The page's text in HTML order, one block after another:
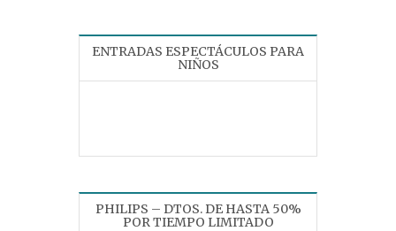
ENTRADAS ESPECTÁCULOS PARA
NIÑOS
PHILIPS – DTOS. DE HASTA 50%
POR TIEMPO LIMITADO